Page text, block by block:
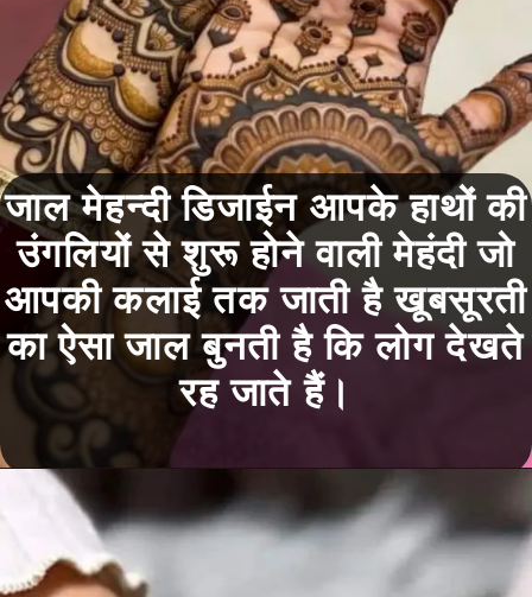
जाल मेहन्दी डिजाईन आपके हाथों की
उंगलियों से शुरू होने वाली मेहंदी जो
आपकी कलाई तक जाती है खूबसूरती
का ऐसा जाल बुनती है कि लोग देखते
रह जाते हैं।